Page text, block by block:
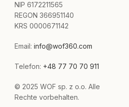
NIP 6172211565
REGON 366951140
KRS 0000671142
Email: info@wof360.com
Telefon: +48 77 70 70 911
© 2025 WOF sp. z o.o. Alle
Rechte vorbehalten.